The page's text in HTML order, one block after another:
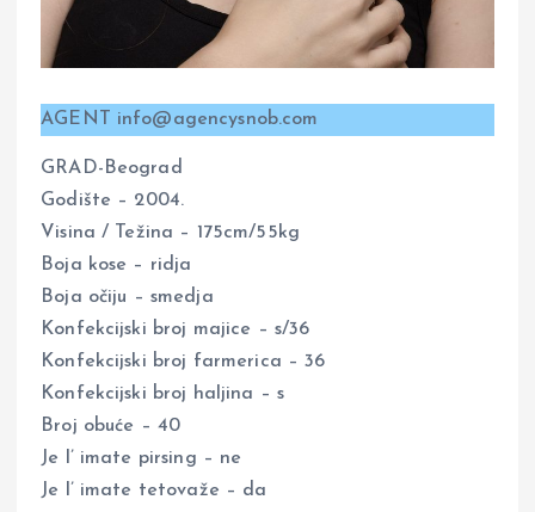
AGENT info@agencysnob.com
GRAD-Beograd
Godište – 2004.
Visina / Težina – 175cm/55kg
Boja kose – ridja
Boja očiju – smedja
Konfekcijski broj majice – s/36
Konfekcijski broj farmerica – 36
Konfekcijski broj haljina – s
Broj obuće – 40
Je l’ imate pirsing – ne
Je l’ imate tetovaže – da